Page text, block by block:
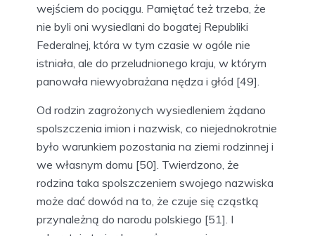
wejściem do pociągu. Pamiętać też trzeba, że
nie byli oni wysiedlani do bogatej Republiki
Federalnej, która w tym czasie w ogóle nie
istniała, ale do przeludnionego kraju, w którym
panowała niewyobrażana nędza i głód [49].
Od rodzin zagrożonych wysiedleniem żądano
spolszczenia imion i nazwisk, co niejednokrotnie
było warunkiem pozostania na ziemi rodzinnej i
we własnym domu [50]. Twierdzono, że
rodzina taka spolszczeniem swojego nazwiska
może dać dowód na to, że czuje się cząstką
przynależną do narodu polskiego [51]. I